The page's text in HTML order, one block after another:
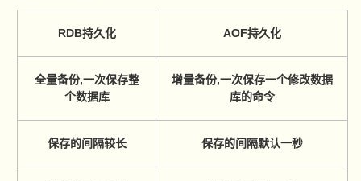
RDB持久化 AOF持久化
全量备份,一次保存整
个数据库
增量备份,一次保存一个修改数据
库的命令
保存的间隔较长 保存的间隔默认一秒